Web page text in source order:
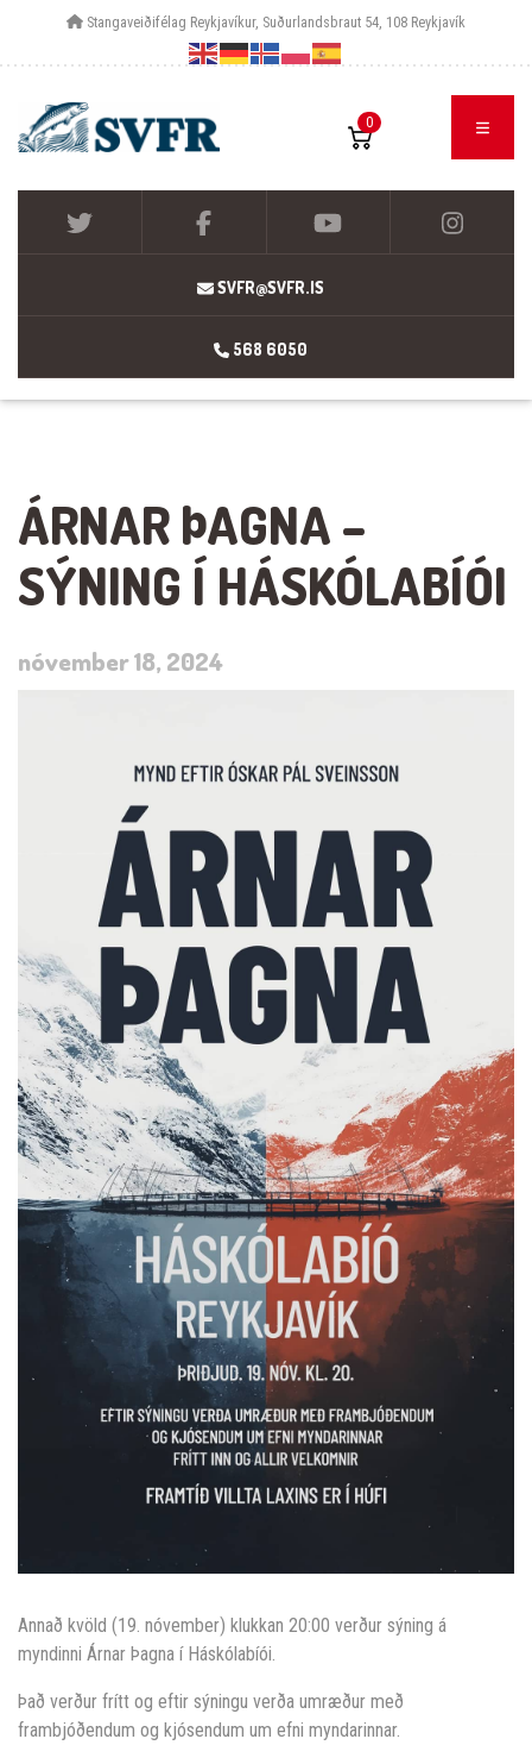
Stangaveiðifélag Reykjavíkur, Suðurlandsbraut 54, 108 Reykjavík
0
SVFR@SVFR.IS
568 6050
ÁRNAR ÞAGNA –
SÝNING Í HÁSKÓLABÍÓI
nóvember 18, 2024
Annað kvöld (19. nóvember) klukkan 20:00 verður sýning á
myndinni Árnar Þagna í Háskólabíói.
Það verður frítt og eftir sýningu verða umræður með
frambjóðendum og kjósendum um efni myndarinnar.